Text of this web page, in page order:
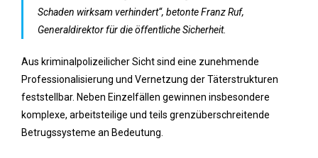
Schaden wirksam verhindert“, betonte Franz Ruf,
Generaldirektor für die öffentliche Sicherheit.
Aus kriminalpolizeilicher Sicht sind eine zunehmende
Professionalisierung und Vernetzung der Täterstrukturen
feststellbar. Neben Einzelfällen gewinnen insbesondere
komplexe, arbeitsteilige und teils grenzüberschreitende
Betrugssysteme an Bedeutung.